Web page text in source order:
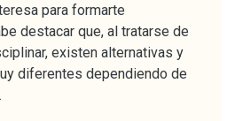
para formarte
destacar que, al tratarse de
existen alternativas y
diferentes dependiendo de